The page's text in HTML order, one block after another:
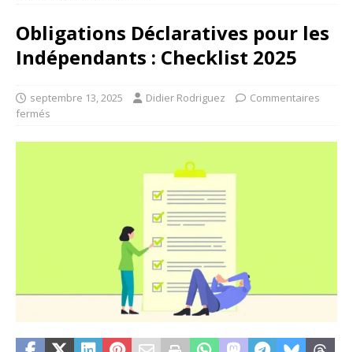
Obligations Déclaratives pour les
Indépendants : Checklist 2025
septembre 13, 2025 Didier Rodriguez
Commentaires
fermés